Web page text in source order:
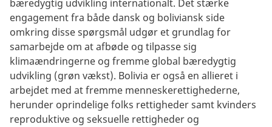
bæredygtig udvikling internationalt. Det stærke
engagement fra både dansk og boliviansk side
omkring disse spørgsmål udgør et grundlag for
samarbejde om at afbøde og tilpasse sig
klimaændringerne og fremme global bæredygtig
udvikling (grøn vækst). Bolivia er også en allieret i
arbejdet med at fremme menneskerettighederne,
herunder oprindelige folks rettigheder samt kvinders
reproduktive og seksuelle rettigheder og